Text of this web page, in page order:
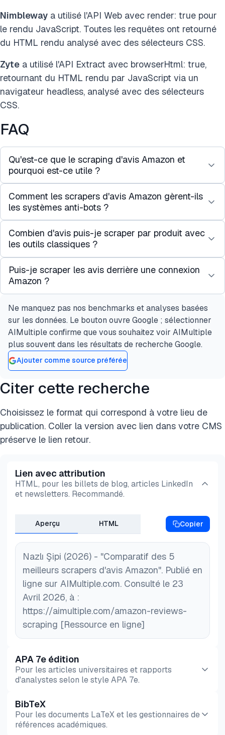
Nimbleway a utilisé l'API Web avec render: true pour
le rendu JavaScript. Toutes les requêtes ont retourné
du HTML rendu analysé avec des sélecteurs CSS.
Zyte a utilisé l'API Extract avec browserHtml: true,
retournant du HTML rendu par JavaScript via un
navigateur headless, analysé avec des sélecteurs
CSS.
FAQ
Qu'est-ce que le scraping d'avis Amazon et
pourquoi est-ce utile ?
Le scraping d'avis Amazon est l'extraction
automatisée des données d'avis clients des pages
notes, les détails de l'auteur et les dates. Il est
couramment utilisé pour l'analyse de sentiment, la
surveillance de la concurrence, la recherche de
produits et l'analyse de marché à grande échelle.
Comment les scrapers d'avis Amazon gèrent-ils
les systèmes anti-bots ?
Amazon utilise la limitation de débit, les
CAPTCHAs et le fingerprinting de navigateur pour
détecter les accès automatisés. Les fournisseurs
de scraping gèrent cela via la rotation de proxies
limitation des requêtes. Certains fournisseurs
proposent des API Amazon dédiées qui gèrent ces
protections en interne, tandis que d'autres utilisent
des débloqueurs polyvalents qui rendent la page
et retournent le HTML.
Combien d'avis puis-je scraper par produit avec
les outils classiques ?
La plupart des API de scraping retournent entre 10
et 30 avis par requête par défaut. Les fournisseurs
Data et Oxylabs, permettent de configurer le
nombre d'avis par produit via des paramètres
comme limit_multiple_results. Les fournisseurs
basés sur le HTML retournent les avis tels qu'ils
sont rendus sur la page, généralement la première
page d'avis (environ 10).
Puis-je scraper les avis derrière une connexion
Amazon ?
Les fournisseurs testés dans ce benchmark
extraient les avis des pages produits accessibles
au public sans authentification. Les avis qui ne
sont visibles que par les utilisateurs connectés,
comme certains avis Vine ou contenus spécifiques
Ne manquez pas nos benchmarks et analyses basées
sur les données. Le bouton ouvre Google ; sélectionner
AIMultiple confirme que vous souhaitez voir AIMultiple
plus souvent dans les résultats de recherche Google.
Ajouter comme source préférée
Citer cette recherche
Choisissez le format qui correspond à votre lieu de
publication. Coller la version avec lien dans votre CMS
préserve le lien retour.
Lien avec attribution
HTML, pour les billets de blog, articles LinkedIn
et newsletters. Recommandé.
Aperçu HTML Copier
Nazlı Şipi (2026) - "Comparatif des 5
meilleurs scrapers d'avis Amazon". Publié en
ligne sur AIMultiple.com. Consulté le 23
Avril 2026, à :
https://aimultiple.com/amazon-reviews-
scraping [Ressource en ligne]
APA 7e édition
Pour les articles universitaires et rapports
d'analystes selon le style APA 7e.
Aperçu HTML Copier
BibTeX
Pour les documents LaTeX et les gestionnaires de
références académiques.